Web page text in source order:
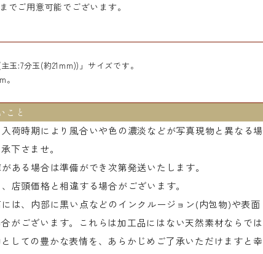
でご用意可能でございます。
:7分玉(約21mm))」サイズです。
こと
荷時期により風合いや色の濃淡などが写真現物と異なる場
下さませ。
ある場合は準備ができ次第発送いたします。
店頭価格と相違する場合がございます。
は、内部に黒い点などのインクルージョン(内包物)や表面
がございます。これらは加工品にはない天然素材ならでは
しての豊かな表情を、あらかじめご了承いただけますと幸